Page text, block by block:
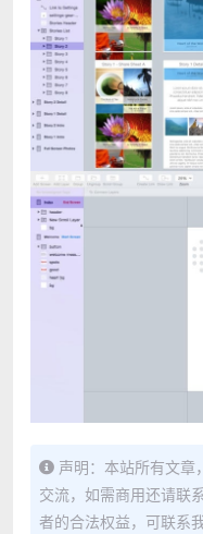
声明：本站所有文章
交流，如需商用还请联
者的合法权益，可联系